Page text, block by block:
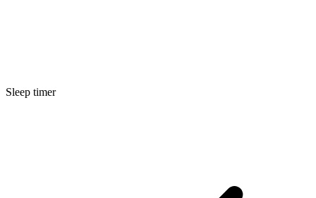
Sleep timer